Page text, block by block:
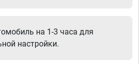
на 1-3 часа для
настройки.